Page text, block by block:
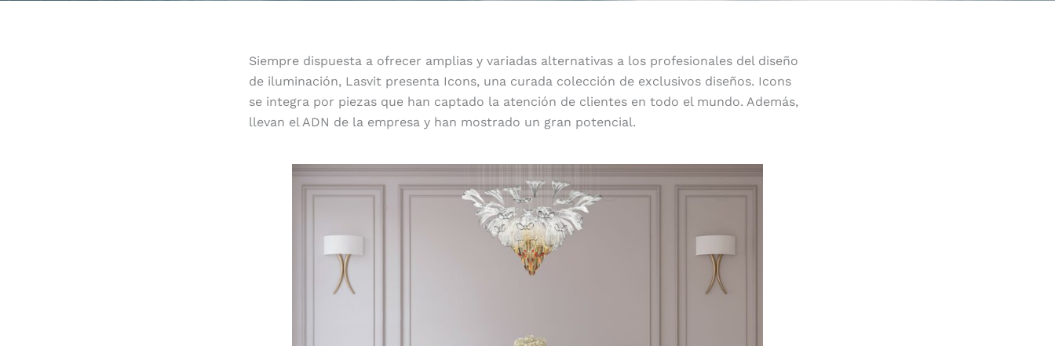
Siempre dispuesta a ofrecer amplias y variadas alternativas a los profesionales del diseño
de iluminación, Lasvit presenta Icons, una curada colección de exclusivos diseños. Icons
se integra por piezas que han captado la atención de clientes en todo el mundo. Además,
llevan el ADN de la empresa y han mostrado un gran potencial.